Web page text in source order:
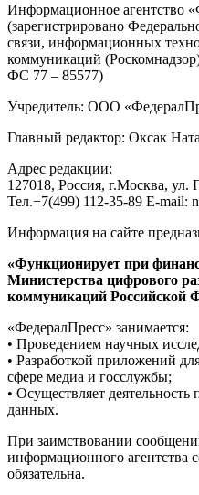
Информационное агентство
(зарегистрировано
связи, информационных
коммуникаций
ФС 77 – 85577)
Учредитель: ООО
Главный редактор: Оксак
Адрес редакции:
127018, Россия, г.Москва, ул.
Тел.+7(499) 112-35-89 E-mail:
Информация на сайте
«Функционирует при
Министерства цифрового
коммуникаций Российской
«ФедералПресс» занимается:
• Проведением научных
• Разработкой приложений
сфере медиа и госслужбы;
• Осуществляет
данных.
При заимствовании
информационного агентства
обязательна.